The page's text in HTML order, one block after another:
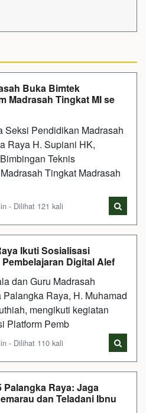
Buka Bimtek
Madrasah Tingkat MI se
Seksi Pendidikan Madrasah
Raya H. Supiani HK,
Teknis
Tingkat Madrasah
- Dilihat 121 kali
Ikuti Sosialisasi
Digital Alef
dan Guru Madrasah
Raya, H. Muhamad
mengikuti kegiatan
Platform Pemb
- Dilihat 110 kali
Palangka Raya: Jaga
dan Teladani Ibnu